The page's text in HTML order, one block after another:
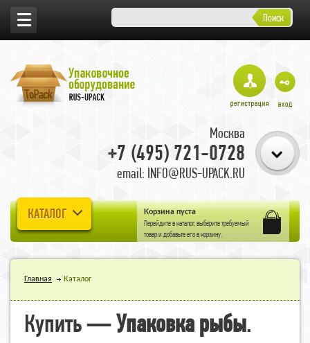
Поиск
Москва
+7 (495) 721-0728
email: INFO@RUS-UPACK.RU
КАТАЛОГ Корзина пуста
Перейдите вкаталог, выберите требуемый
товар и добавьте его в корзину.
Главная Каталог
Купить —Упаковка рыбы.